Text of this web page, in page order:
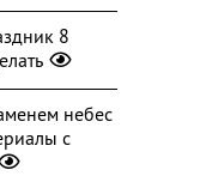
8
небес
с